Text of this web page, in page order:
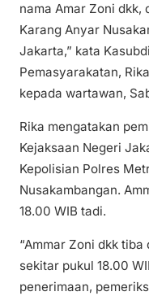
nama Amar Zoni dkk,
Karang Anyar
Jakarta,” kata
Pemasyarakatan,
kepada wartawan,
Rika mengatakan
Kejaksaan Negeri
Kepolisian Polres
Nusakambangan.
18.00 WIB tadi.
“Ammar Zoni dkk
sekitar pukul 18.00
penerimaan,